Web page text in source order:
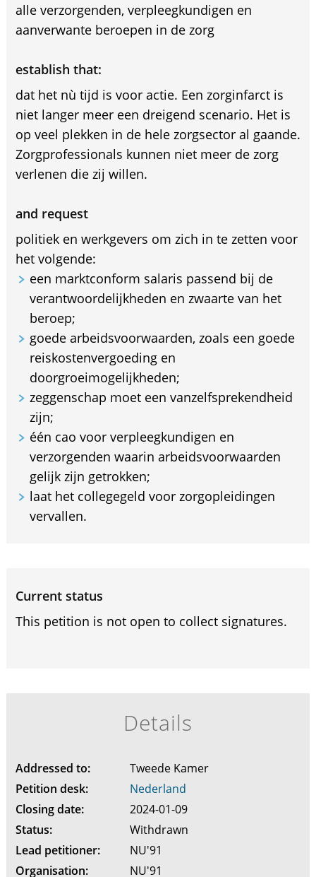
alle verzorgenden, verpleegkundigen en
aanverwante beroepen in de zorg
establish that:
dat het nù tijd is voor actie. Een zorginfarct is
niet langer meer een dreigend scenario. Het is
op veel plekken in de hele zorgsector al gaande.
Zorgprofessionals kunnen niet meer de zorg
verlenen die zij willen.
and request
politiek en werkgevers om zich in te zetten voor
het volgende:
een marktconform salaris passend bij de
verantwoordelijkheden en zwaarte van het
beroep;
goede arbeidsvoorwaarden, zoals een goede
reiskostenvergoeding en
doorgroeimogelijkheden;
zeggenschap moet een vanzelfsprekendheid
zijn;
één cao voor verpleegkundigen en
verzorgenden waarin arbeidsvoorwaarden
gelijk zijn getrokken;
laat het collegegeld voor zorgopleidingen
vervallen.
Current status
This petition is not open to collect signatures.
Details
Addressed to:
Tweede Kamer
Petition desk:
Nederland
Closing date:
2024-01-09
Status:
Withdrawn
Lead petitioner:
NU'91
Organisation:
NU'91